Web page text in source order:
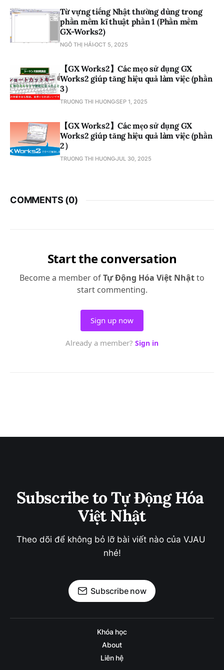
Từ vựng tiếng Nhật thường dùng trong
phần mềm kĩ thuật phần 1 (Phần mềm
GX-Works2)
NGÔ THỊ HẢI OCT 5, 2025
【GX Works2】Các mẹo sử dụng GX
Works2 giúp tăng hiệu quả làm việc (phần
3）
TRUONG THI HUONGSEP 1, 2025
【GX Works2】Các mẹo sử dụng GX
Works2 giúp tăng hiệu quả làm việc (phần
2）
TRUONG THI HUONGJUL 30, 2025
COMMENTS (0)
Subscribe to Tự Động Hóa
Việt Nhật
Theo dõi để không bỏ lỡ bài viết nào của VJAU
nhé!
Subscribe now
Khóa học
About
Liên hệ